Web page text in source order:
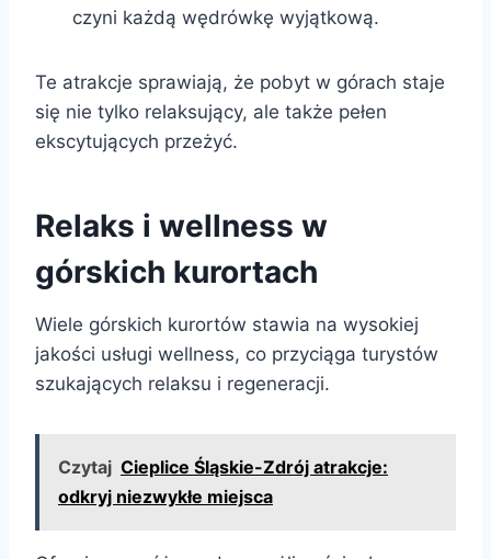
czyni każdą wędrówkę wyjątkową.
Te atrakcje sprawiają, że pobyt w górach staje
się nie tylko relaksujący, ale także pełen
ekscytujących przeżyć.
Relaks i wellness w
górskich kurortach
Wiele górskich kurortów stawia na wysokiej
jakości usługi wellness, co przyciąga turystów
szukających relaksu i regeneracji.
Czytaj Cieplice Śląskie-Zdrój atrakcje:
odkryj niezwykłe miejsca